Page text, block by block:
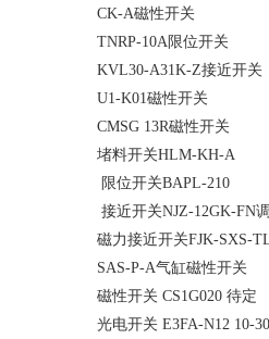
CK-A磁性开关
TNRP-10A限位开关
KVL30-A31K-Z接近
U1-K01磁性开关
CMSG 13R磁性开关
堵料开关HLM-KH-A
限位开关BAPL-210
接近开关NJZ-12GK-
磁力接近开关FJK-
SAS-P-A气缸磁性开
磁性开关 CS1G020
光电开关 E3FA-N12 10-